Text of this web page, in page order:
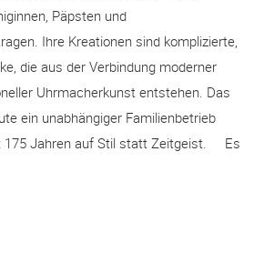
Päpsten und
Ihre Kreationen sind komplizierte,
die aus der Verbindung moderner
Uhrmacherkunst entstehen. Das
ein unabhängiger Familienbetrieb
175 Jahren auf Stil statt Zeitgeist. Es